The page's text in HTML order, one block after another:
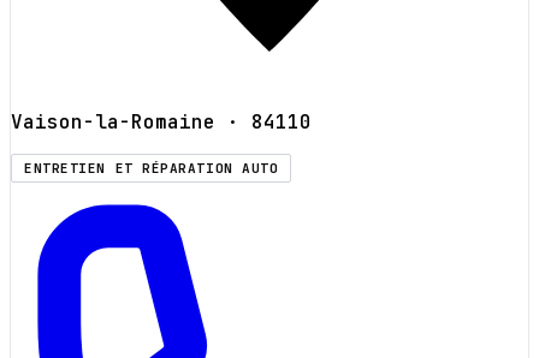
Vaison-la-Romaine · 84110
ENTRETIEN ET RÉPARATION AUTO